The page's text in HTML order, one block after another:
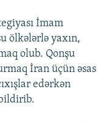
İmam
ölkələrlə yaxın,
olub. Qonşu
İran üçün əsas
edərkən